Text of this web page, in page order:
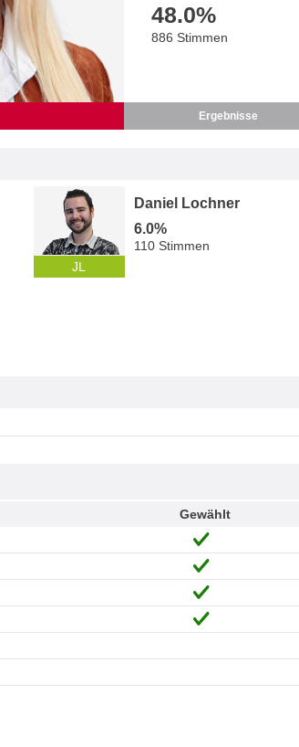
48.0%
886 Stimmen
Ergebnisse
JL
Daniel Lochner
6.0%
110 Stimmen
Gewählt